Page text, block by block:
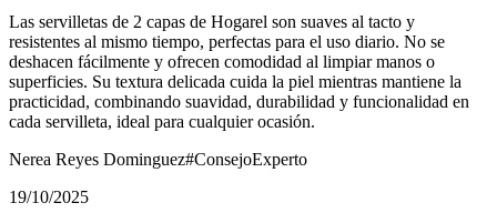
Las servilletas de 2 capas de Hogarel son suaves al tacto y
resistentes al mismo tiempo, perfectas para el uso diario. No se
deshacen fácilmente y ofrecen comodidad al limpiar manos o
superficies. Su textura delicada cuida la piel mientras mantiene la
practicidad, combinando suavidad, durabilidad y funcionalidad en
cada servilleta, ideal para cualquier ocasión.
Nerea Reyes Dominguez#ConsejoExperto
19/10/2025